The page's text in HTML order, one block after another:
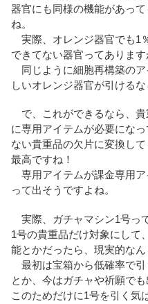
器官にも同様の機能があっ
ね。
実際、オレンジ器官でも1
できてない器官ってあります
同じように細胞再構築の
しいオレンジ器官が引ける
で、これができるなら、
に専用アイテムが必要にな
ない貴重品の欠片に変換し
最高ですね！
専用アイテムが課金専用ア
って出そうですよね。
実際、ガチャマシン1号っ
1号の貴重品だけ対象にして
能とかだったら、現実的なん
最初は宝箱から低確率で引
とか、今はガチャや祈願で
このためだけに1号を引く気